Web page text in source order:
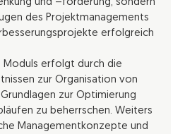
und –förderung, sondern
des Projektmanagements
erfolgreich
Moduls erfolgt durch die
zur Organisation von
zur Optimierung
zu beherrschen. Weiters
Managementkonzepte und